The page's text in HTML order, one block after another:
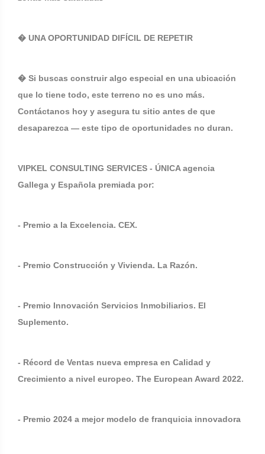
� UNA OPORTUNIDAD DIFÍCIL DE REPETIR
� Si buscas construir algo especial en una ubicación
que lo tiene todo, este terreno no es uno más.
Contáctanos hoy y asegura tu sitio antes de que
desaparezca — este tipo de oportunidades no duran.
VIPKEL CONSULTING SERVICES - ÚNICA agencia
Gallega y Española premiada por:
- Premio a la Excelencia. CEX.
- Premio Construcción y Vivienda. La Razón.
- Premio Innovación Servicios Inmobiliarios. El
Suplemento.
- Récord de Ventas nueva empresa en Calidad y
Crecimiento a nivel europeo. The European Award 2022.
- Premio 2024 a mejor modelo de franquicia innovadora